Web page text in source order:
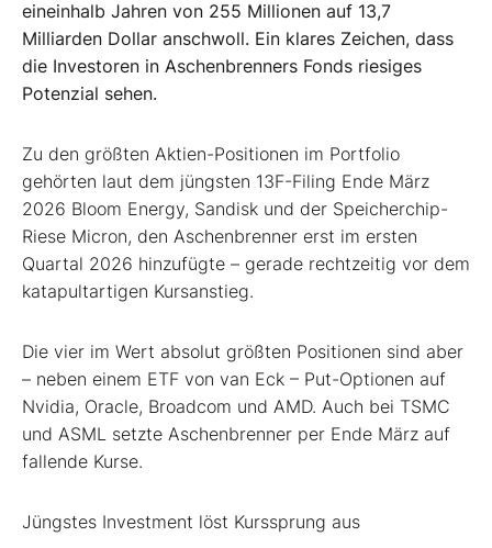
eineinhalb Jahren von 255 Millionen auf 13,7
Milliarden Dollar anschwoll. Ein klares Zeichen, dass
die Investoren in Aschenbrenners Fonds riesiges
Potenzial sehen.
Zu den größten Aktien-Positionen im Portfolio
gehörten laut dem jüngsten 13F-Filing Ende März
2026 Bloom Energy, Sandisk und der Speicherchip-
Riese Micron, den Aschenbrenner erst im ersten
Quartal 2026 hinzufügte – gerade rechtzeitig vor dem
katapultartigen Kursanstieg.
Die vier im Wert absolut größten Positionen sind aber
– neben einem ETF von van Eck – Put-Optionen auf
Nvidia, Oracle, Broadcom und AMD. Auch bei TSMC
und ASML setzte Aschenbrenner per Ende März auf
fallende Kurse.
Jüngstes Investment löst Kurssprung aus